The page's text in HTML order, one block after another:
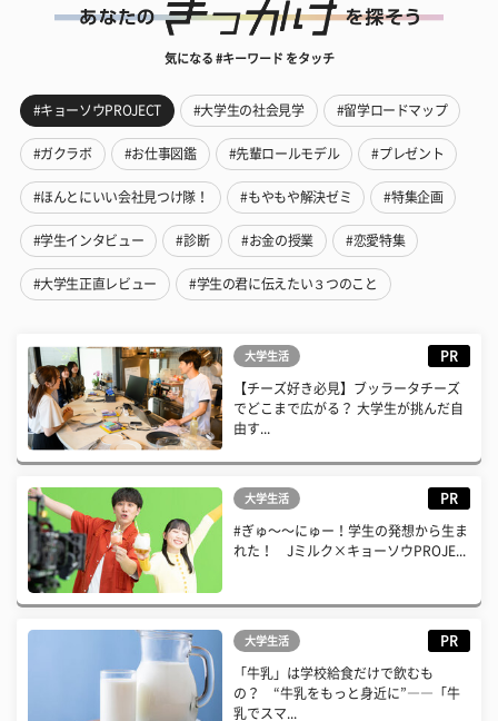
気になる #キーワード をタッチ
#キョーソウPROJECT #大学生の社会見学 #留学ロードマップ
#ガクラボ #お仕事図鑑 #先輩ロールモデル #プレゼント
#ほんとにいい会社見つけ隊！ #もやもや解決ゼミ #特集企画
#学生インタビュー #診断 #お金の授業 #恋愛特集
#大学生正直レビュー #学生の君に伝えたい３つのこと
大学生活 PR
【チーズ好き必見】ブッラータチーズ
でどこまで広がる？ 大学生が挑んだ自
由す...
大学生活 PR
#ぎゅ〜〜にゅー！学生の発想から生ま
れた！ Jミルク×キョーソウPROJE...
大学生活 PR
「牛乳」は学校給食だけで飲むも
の？ “牛乳をもっと身近に”――「牛
乳でスマ...